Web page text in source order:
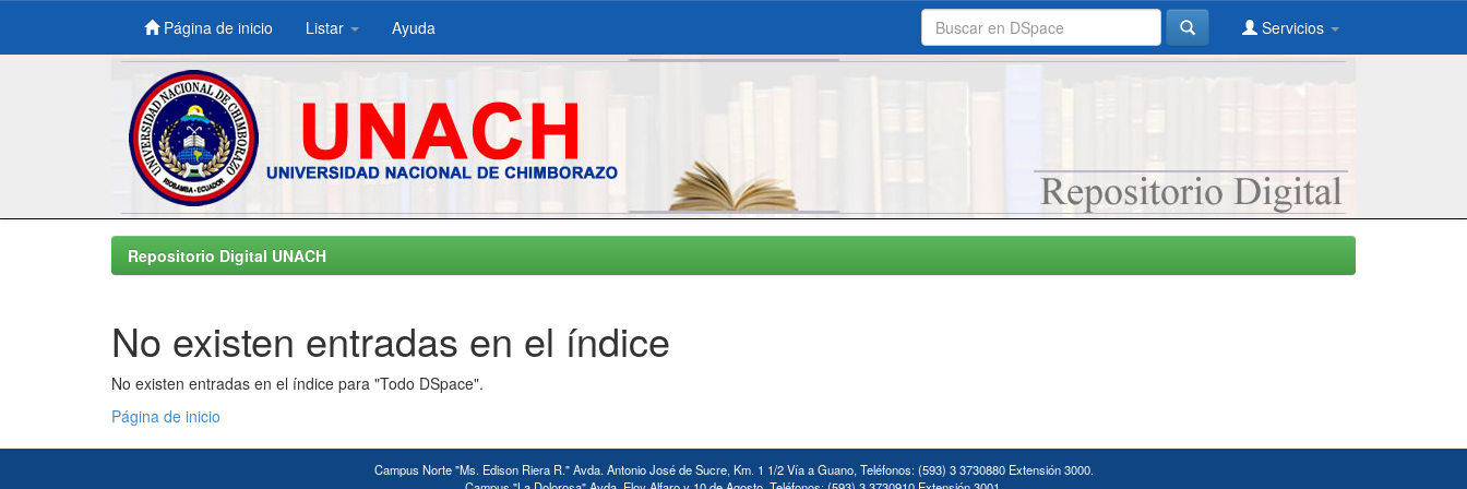
Skip
Página de inicio Listar Ayuda Servicios
Repositorio Digital UNACH
No existen entradas en el índice
No existen entradas en el índice para "Todo DSpace".
Página de inicio
Campus Norte "Ms. Edison Riera R." Avda. Antonio José de Sucre, Km. 1 1/2 Vía a Guano, Teléfonos: (593) 3 3730880 Extensión 3000.